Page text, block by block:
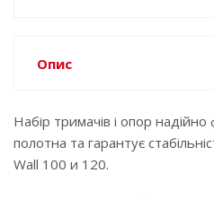
Опис
Набір тримачів і опор надійно
полотна та гарантує
Wall 100 и 120.